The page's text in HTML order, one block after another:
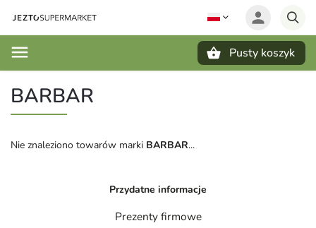
Pusty koszyk
BARBAR
Nie znaleziono towarów marki BARBAR...
Przydatne informacje
Prezenty firmowe